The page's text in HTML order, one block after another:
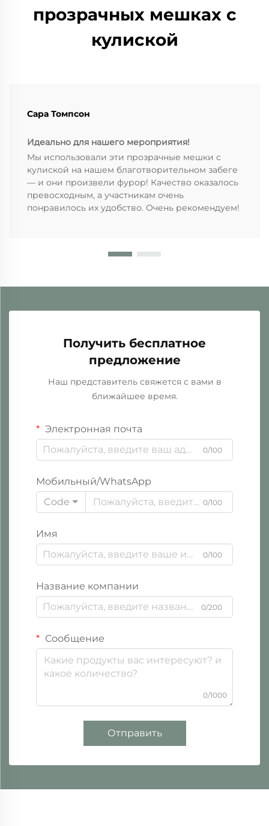
прозрачных мешках с
кулиской
Сара Томпсон
Идеально для нашего мероприятия!
Мы использовали эти прозрачные мешки с
кулиской на нашем благотворительном забеге
— и они произвели фурор! Качество оказалось
превосходным, а участникам очень
понравилось их удобство. Очень рекомендуем!
Получить бесплатное
предложение
Наш представитель свяжется с вами в
ближайшее время.
Электронная почта
0/100
Мобильный/WhatsApp
Code
0/100
Имя
0/100
Название компании
0/200
Сообщение
0/1000
Отправить